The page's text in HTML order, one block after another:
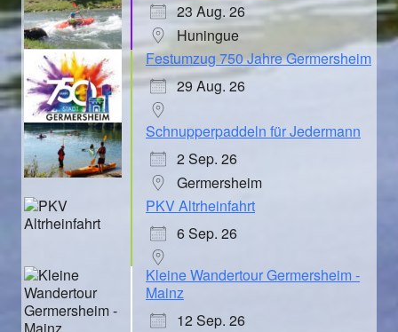
23 Aug. 26
Huningue
Festumzug 750 Jahre Germersheim
29 Aug. 26
Schnupperpaddeln für Jedermann
2 Sep. 26
Germersheim
PKV Altrheinfahrt
6 Sep. 26
Kleine Wandertour Germersheim -
Mainz
12 Sep. 26